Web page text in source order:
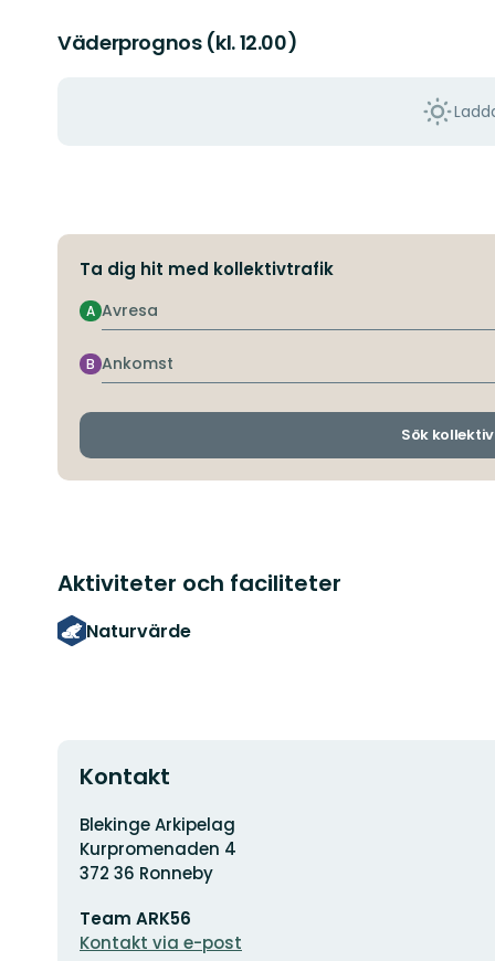
Väderprognos (kl. 12.00)
Ta dig hit med kollektivtrafik
Avresa
A
Ankomst
B
Sök
Aktiviteter och faciliteter
Naturvärde
Kontakt
Adress
Blekinge Arkipelag
Kurpromenaden 4
372 36 Ronneby
postadress
Team ARK56
Kontakt via e-post